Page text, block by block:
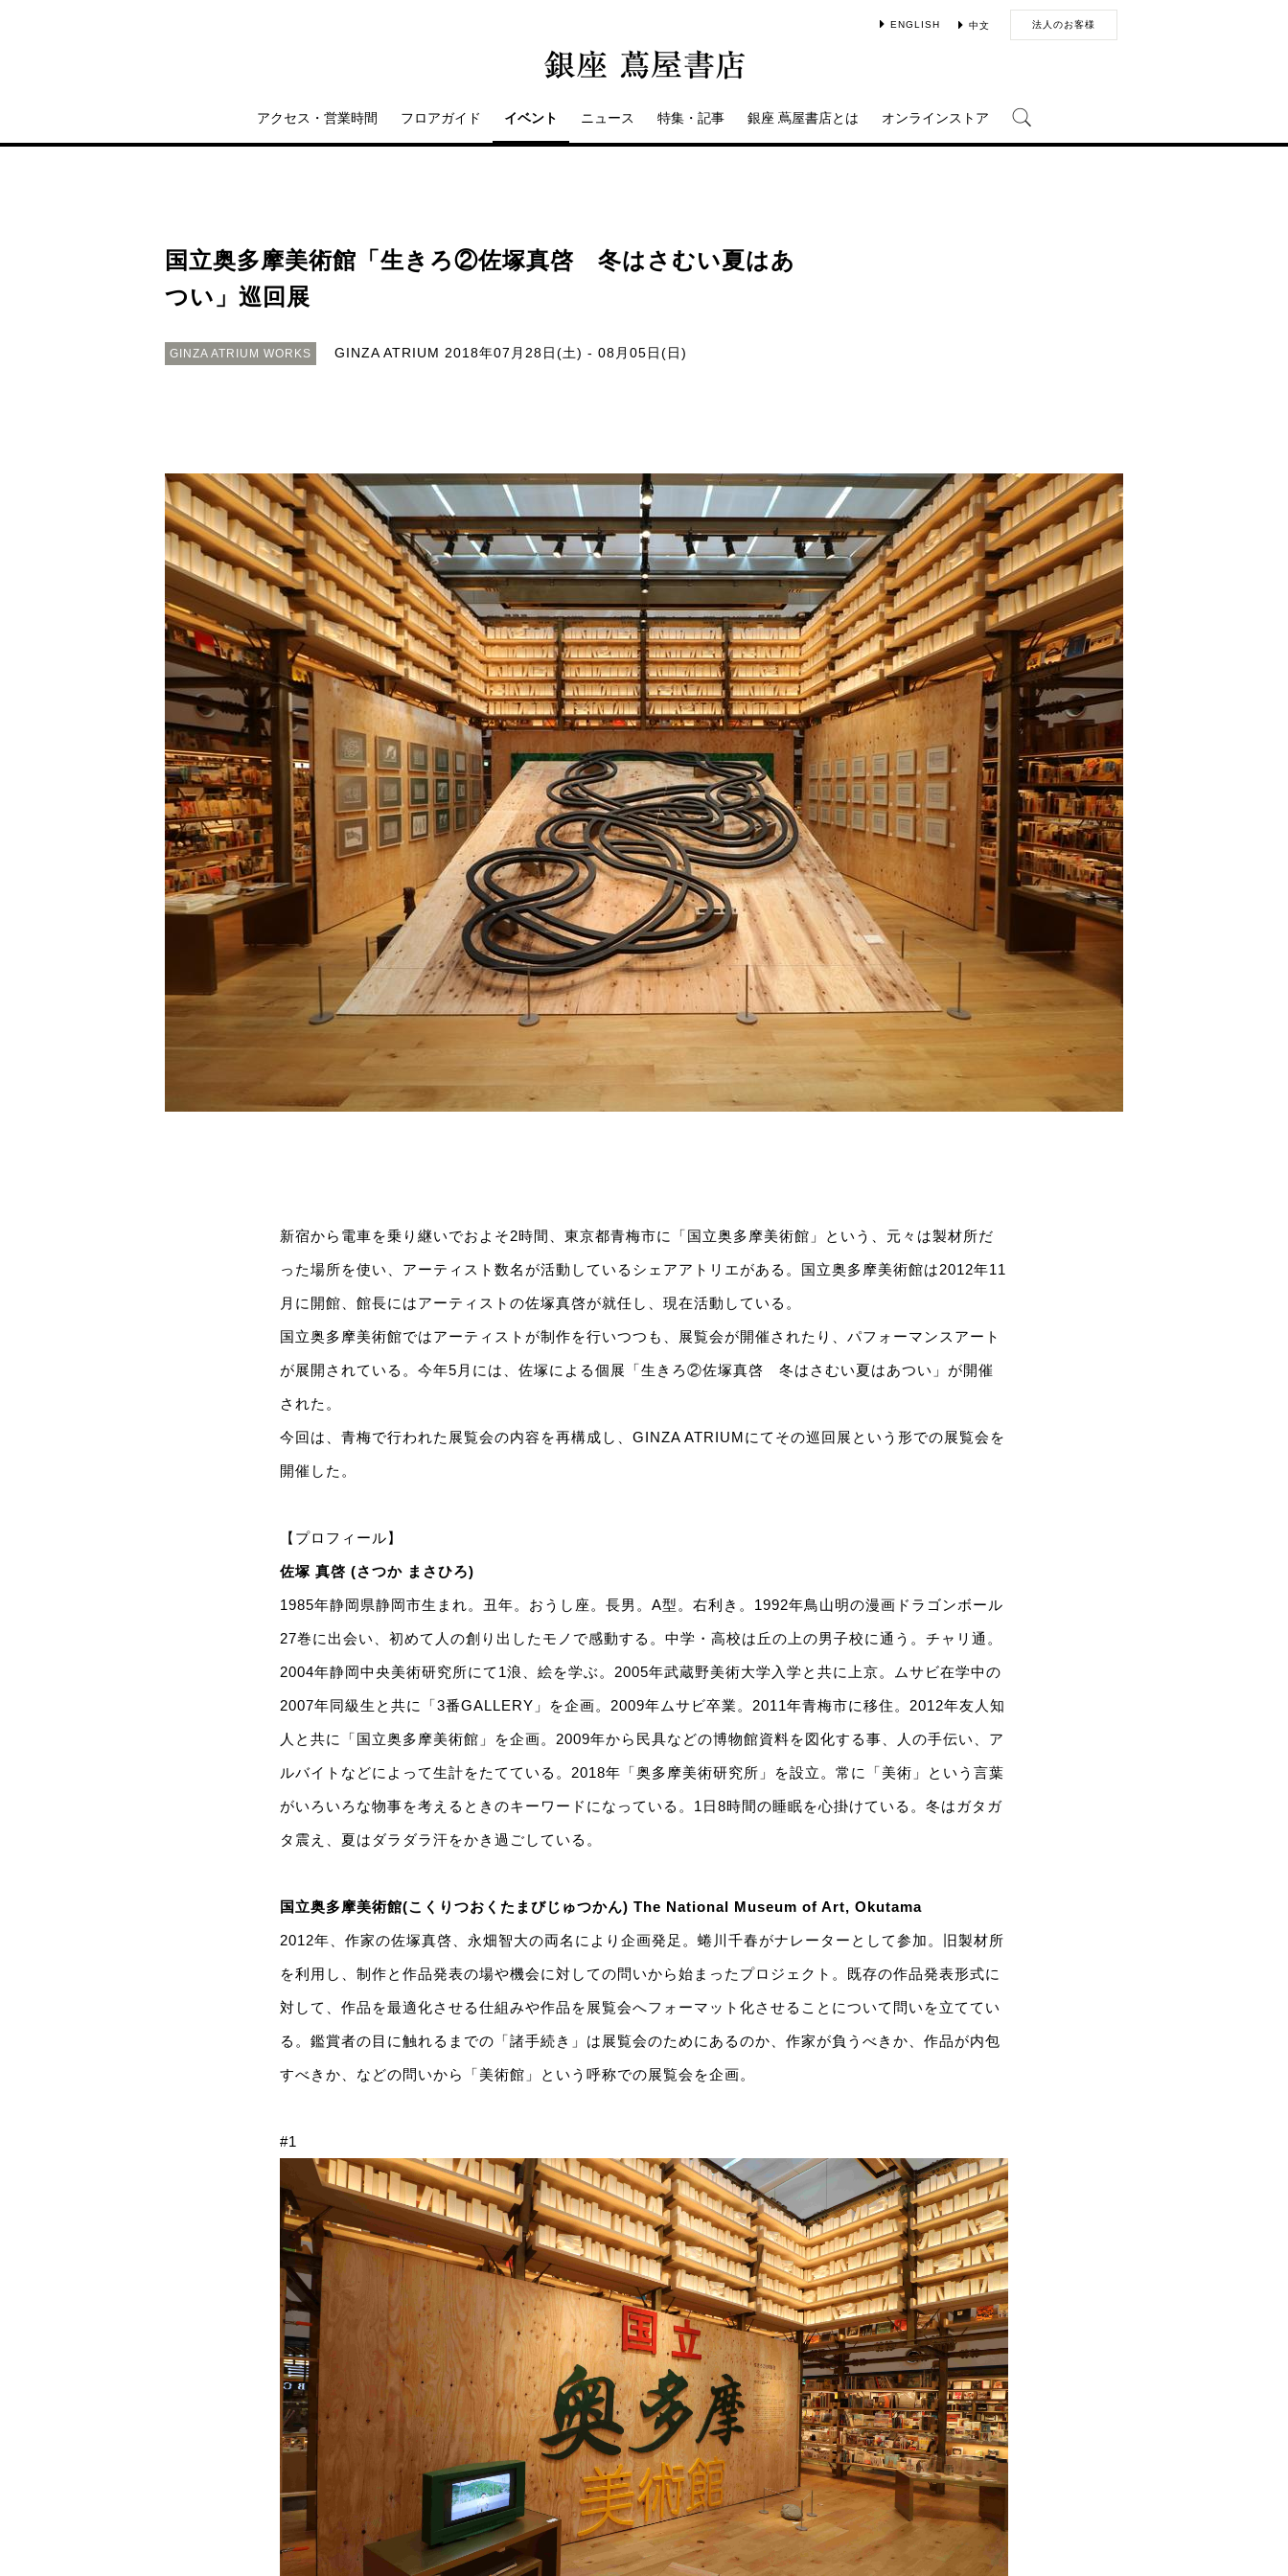
ENGLISH 中文 法人のお客様
アクセス・営業時間 フロアガイド イベント ニュース 特集・記事 銀座 蔦屋書店とは オンラインストア
国立奥多摩美術館「生きろ②佐塚真啓 冬はさむい夏はあ
つい」巡回展
GINZA ATRIUM WORKS GINZA ATRIUM 2018年07月28日(土) - 08月05日(日)
新宿から電車を乗り継いでおよそ2時間、東京都青梅市に「国立奥多摩美術館」という、元々は製材所だ
った場所を使い、アーティスト数名が活動しているシェアアトリエがある。国立奥多摩美術館は2012年11
月に開館、館長にはアーティストの佐塚真啓が就任し、現在活動している。
国立奥多摩美術館ではアーティストが制作を行いつつも、展覧会が開催されたり、パフォーマンスアート
が展開されている。今年5月には、佐塚による個展「生きろ②佐塚真啓 冬はさむい夏はあつい」が開催
された。
今回は、青梅で行われた展覧会の内容を再構成し、GINZA ATRIUMにてその巡回展という形での展覧会を
開催した。
【プロフィール】
佐塚 真啓 (さつか まさひろ)
1985年静岡県静岡市生まれ。丑年。おうし座。長男。A型。右利き。1992年鳥山明の漫画ドラゴンボール
27巻に出会い、初めて人の創り出したモノで感動する。中学・高校は丘の上の男子校に通う。チャリ通。
2004年静岡中央美術研究所にて1浪、絵を学ぶ。2005年武蔵野美術大学入学と共に上京。ムサビ在学中の
2007年同級生と共に「3番GALLERY」を企画。2009年ムサビ卒業。2011年青梅市に移住。2012年友人知
人と共に「国立奥多摩美術館」を企画。2009年から民具などの博物館資料を図化する事、人の手伝い、ア
ルバイトなどによって生計をたてている。2018年「奥多摩美術研究所」を設立。常に「美術」という言葉
がいろいろな物事を考えるときのキーワードになっている。1日8時間の睡眠を心掛けている。冬はガタガ
タ震え、夏はダラダラ汗をかき過ごしている。
国立奥多摩美術館(こくりつおくたまびじゅつかん) The National Museum of Art, Okutama
2012年、作家の佐塚真啓、永畑智大の両名により企画発足。蜷川千春がナレーターとして参加。旧製材所
を利用し、制作と作品発表の場や機会に対しての問いから始まったプロジェクト。既存の作品発表形式に
対して、作品を最適化させる仕組みや作品を展覧会へフォーマット化させることについて問いを立ててい
る。鑑賞者の目に触れるまでの「諸手続き」は展覧会のためにあるのか、作家が負うべきか、作品が内包
すべきか、などの問いから「美術館」という呼称での展覧会を企画。
#1